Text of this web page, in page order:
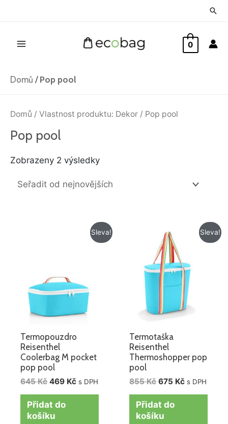
0
Domů / Pop pool
Domů / Vlastnost produktu: Dekor / Pop pool
Pop pool
Zobrazeny 2 výsledky
nejnovějších
Sleva!
Termopouzdro
Reisenthel
Coolerbag M pocket
pop pool
645Kč 469 Kč
Aktuální
cena
s DPH
Přidat do
košíku
Sleva!
Termotaška
Reisenthel
Thermoshopper pop
pool
855Kč
Původní
cena
byla:
855 Kč.
675 Kč
Aktuální
cena
s DPH
Přidat do
košíku